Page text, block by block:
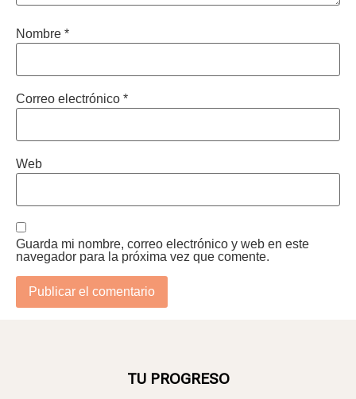
Nombre *
Correo electrónico *
Web
Guarda mi nombre, correo electrónico y web en este
navegador para la próxima vez que comente.
TU PROGRESO